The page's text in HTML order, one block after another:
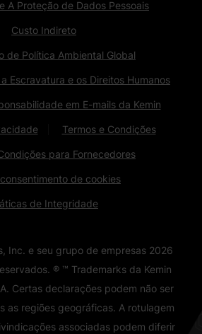
A Proteção de Dados Pessoais
Custo Indireto
de Política Ambiental Global
Escravatura e os Direitos Humanos
em E-mails da Kemin
Termos e Condições
para Fornecedores
de cookies
de Integridade
Inc. e seu grupo de empresas 2026
® ™ Trademarks da Kemin
Certas declarações podem não ser
as regiões geográficas. A rotulagem
associadas podem diferir